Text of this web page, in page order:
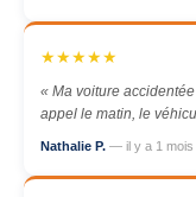
★★★★★
« Ma voiture
appel le matin, le
Nathalie P. — il y a 1 mois